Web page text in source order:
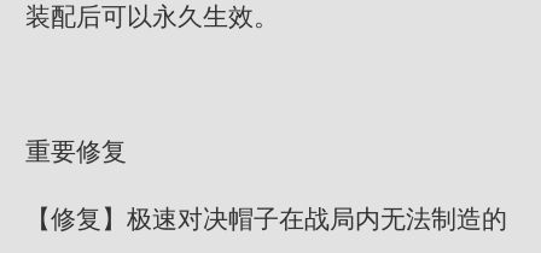
装配后可以永久生效。
重要修复
【修复】极速对决帽子在战局内无法制造的